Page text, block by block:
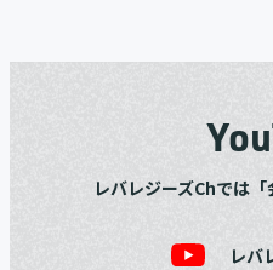
レバレジーズChでは
レバ